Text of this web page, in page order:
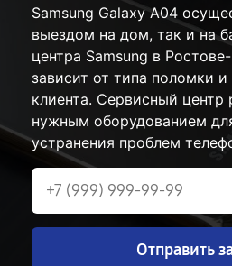
Samsung Galaxy A04
выездом на дом, так и на
центра Samsung в
зависит от типа поломки
клиента. Сервисный центр
нужным оборудованием
устранения проблем
Отправить